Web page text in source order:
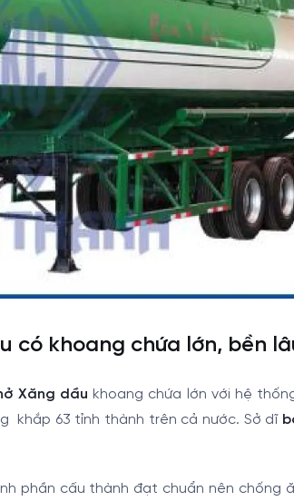
có khoang chứa lớn, bền
Xăng dầu khoang chứa lớn với hệ
khắp 63 tỉnh thành trên cả nước. Sở dĩ
phần cấu thành đạt chuẩn nên chống